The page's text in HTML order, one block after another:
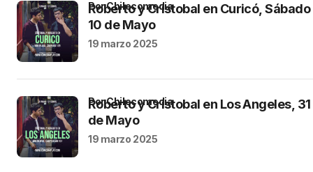
Roberto y Cristobal en Curicó, Sábado
10 de Mayo
por Chilecomedia
19 marzo 2025
Roberto y Cristobal en Los Angeles, 31
de Mayo
por Chilecomedia
19 marzo 2025